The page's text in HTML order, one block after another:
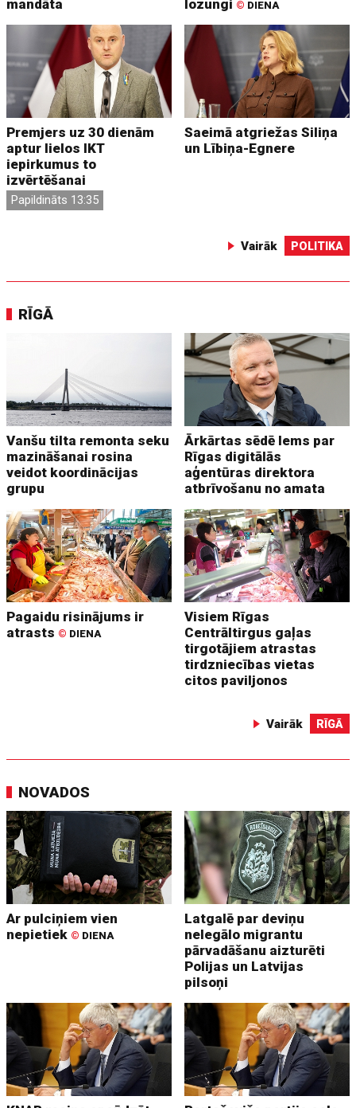
mandāta lozungi © DIENA
Premjers uz 30 dienām
aptur lielos IKT
iepirkumus to
izvērtēšanai
Papildināts 13:35
Saeimā atgriežas Siliņa
un Lībiņa-Egnere
Vairāk POLITIKA
RĪGĀ
Vanšu tilta remonta seku
mazināšanai rosina
veidot koordinācijas
grupu
Ārkārtas sēdē lems par
Rīgas digitālās
aģentūras direktora
atbrīvošanu no amata
Pagaidu risinājums ir
atrasts © DIENA
Visiem Rīgas
Centrāltirgus gaļas
tirgotājiem atrastas
tirdzniecības vietas
citos paviljonos
Vairāk RĪGĀ
NOVADOS
Ar pulciņiem vien
nepietiek © DIENA
Latgalē par deviņu
nelegālo migrantu
pārvadāšanu aizturēti
Polijas un Latvijas
pilsoņi